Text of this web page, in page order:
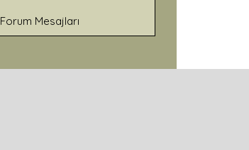
Forum Mesajları